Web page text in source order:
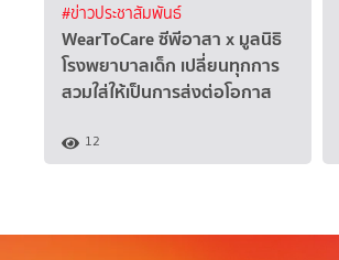
#ข่าวประชาสัมพันธ์
WearToCare ซีพีอาสา x มูลนิธิ
โรงพยาบาลเด็ก เปลี่ยนทุกการ
สวมใส่ให้เป็นการส่งต่อโอกาส
12